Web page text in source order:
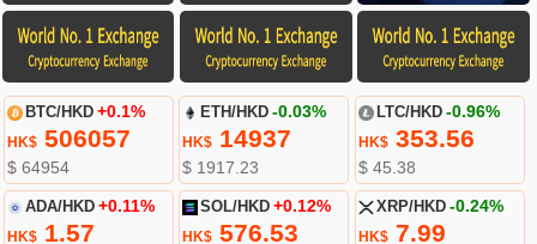
BTC/HKD +0.1%
HK$506057
$ 64954
ETH/HKD -0.03%
HK$ 14937
$ 1917.23
LTC/HKD -0.96%
HK$353.56
$ 45.38
ADA/HKD +0.11%
HK$1.57
SOL/HKD +0.12%
HK$ 576.53
XRP/HKD -0.24%
HK$7.99